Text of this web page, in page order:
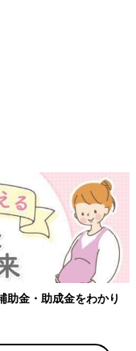
助金・助成金をわかり